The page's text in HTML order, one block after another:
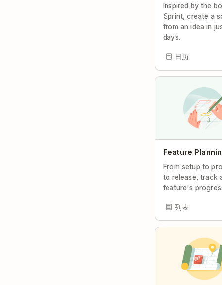
Inspired by the
Sprint, create a
from an idea in
days.
日历
Feature
From setup to
to release, track
feature's
列表